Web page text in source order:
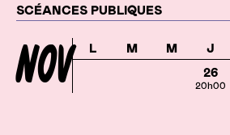
Dates
SCÉANCES PUBLIQUES
NOV L M M J
26
20h00